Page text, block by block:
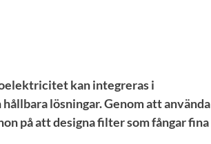
kan integreras i
lösningar. Genom att använda
på att designa filter som fångar fina